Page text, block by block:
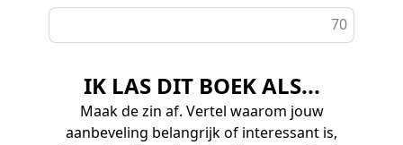
70
IK LAS DIT BOEK ALS...
Maak de zin af. Vertel waarom jouw
aanbeveling belangrijk of interessant is,